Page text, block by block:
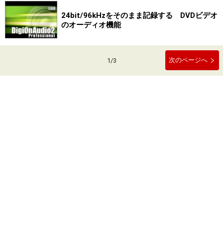
24bit/96kHzをそのまま記録する DVDビデオ
のオーディオ機能
1/3 次のページへ